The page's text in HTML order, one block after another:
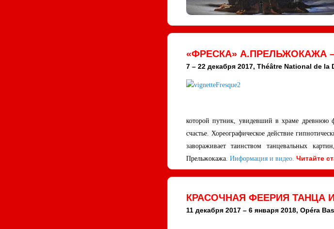
«ФРЕСКА» А.ПРЕЛЬЖОКАЖА
7 – 22 декабря 2017, Théâtre National de
которой путник, увидевший в храме древнюю
счастье. Хореографическое действие
завораживает таинством танцевальных
Прельжокажа. Информация и видео. Читайте
КРАСОЧНАЯ ФЕЕРИЯ ТАНЦА
11 декабря 2017 – 6 января 2018, Opéra